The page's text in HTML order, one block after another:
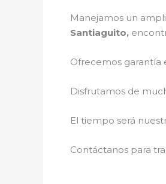
Manejamos un
Santiaguito,
Ofrecemos garantía
Disfrutamos de
El tiempo será
Contáctanos para